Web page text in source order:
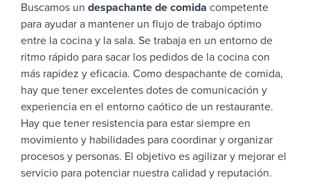
Buscamos un despachante de comida competente
para ayudar a mantener un flujo de trabajo óptimo
entre la cocina y la sala. Se trabaja en un entorno de
ritmo rápido para sacar los pedidos de la cocina con
más rapidez y eficacia. Como despachante de comida,
hay que tener excelentes dotes de comunicación y
experiencia en el entorno caótico de un restaurante.
Hay que tener resistencia para estar siempre en
movimiento y habilidades para coordinar y organizar
procesos y personas. El objetivo es agilizar y mejorar el
servicio para potenciar nuestra calidad y reputación.